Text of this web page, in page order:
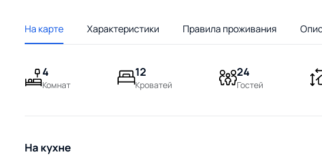
На карте Характеристики Правила проживания
4
Комнат
12
Кроватей
24
Гостей
На кухне